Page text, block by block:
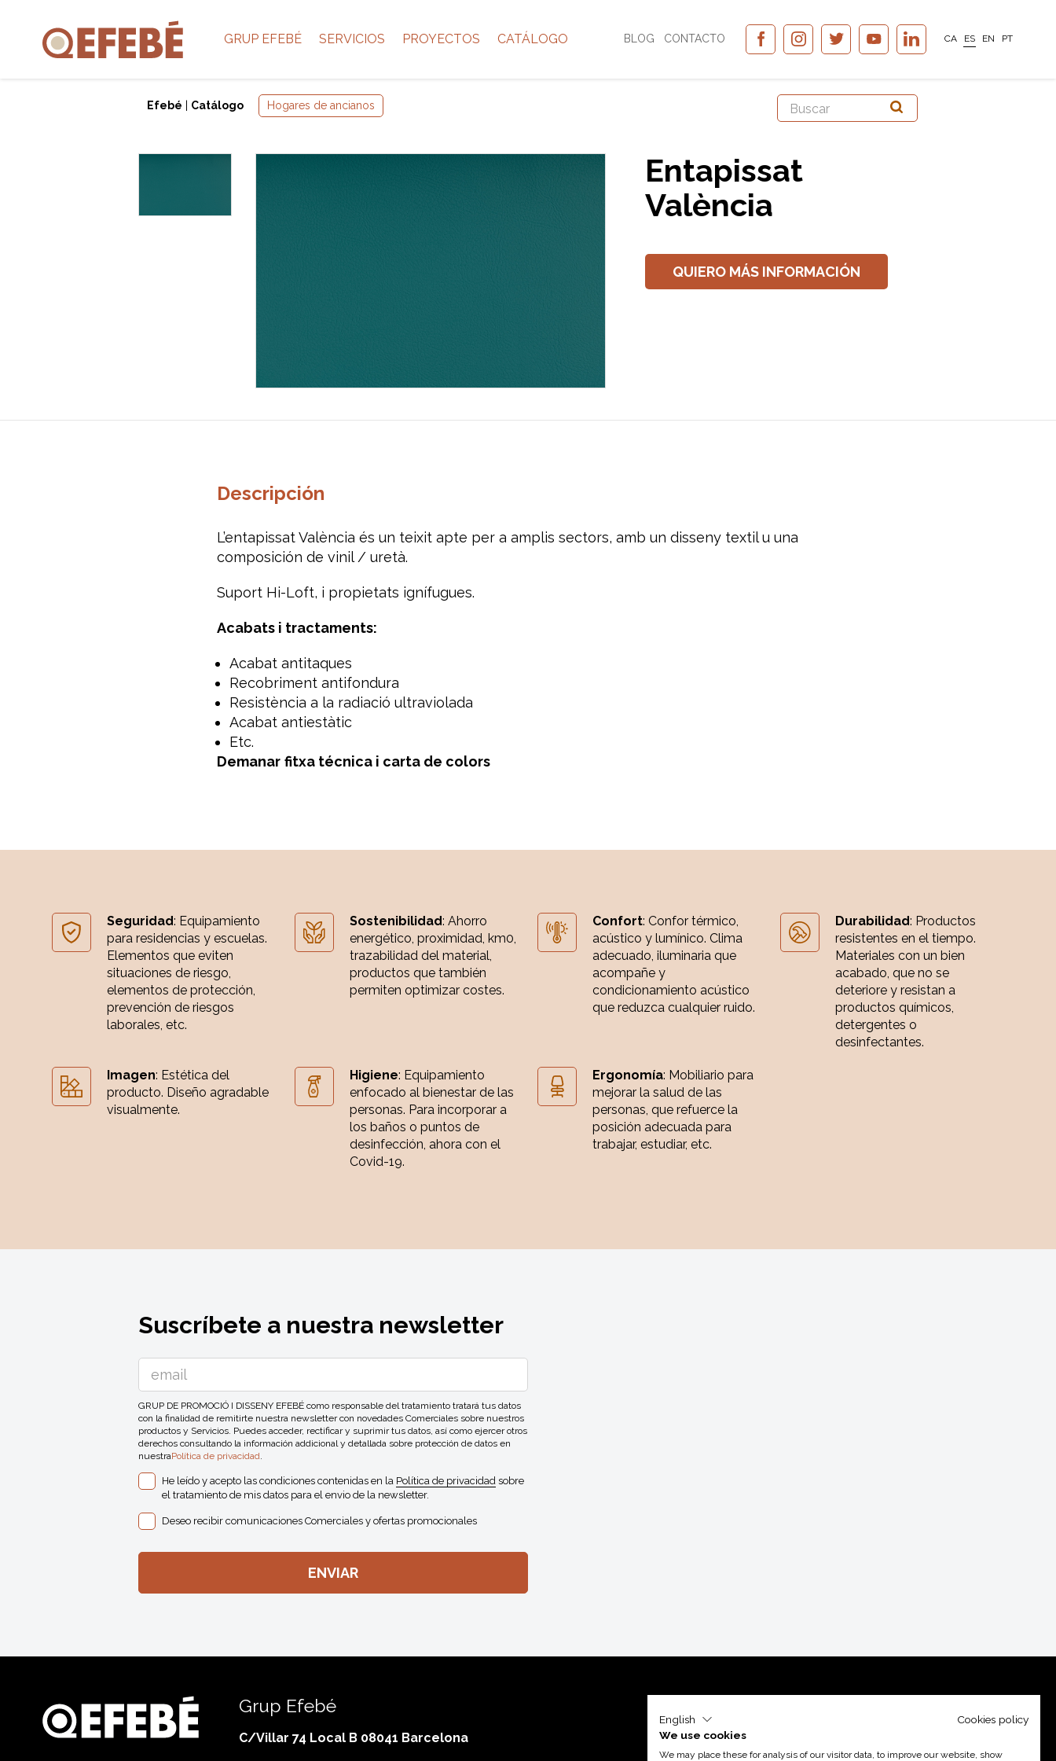
GRUP EFEBÉ SERVICIOS PROYECTOS CATÁLOGO BLOG CONTACTO CA ES EN PT
Efebé Catálogo Hogares de ancianos
Entapissat
València
QUIERO MÁS INFORMACIÓN
Descripción
L’entapissat València és un teixit apte per a amplis sectors, amb un disseny textil u una
composición de vinil / uretà.
Suport Hi-Loft, i propietats ignífugues.
Acabatsi tractaments:
Acabat antitaques
Recobriment antifondura
Resistència a la radiació ultraviolada
Acabat antiestàtic
Etc.
Demanar fitxatécnica i carta de colors
Seguridad: Equipamiento
para residencias y escuelas.
Elementos que eviten
situaciones de riesgo,
elementos de protección,
prevención de riesgos
laborales, etc.
Sostenibilidad: Ahorro
energético, proximidad, km0,
trazabilidad del material,
productos que también
permiten optimizar costes.
Confort: Confor térmico,
acústico y lumínico. Clima
adecuado, iluminaria que
acompañe y
condicionamiento acústico
que reduzca cualquier ruido.
Durabilidad: Productos
resistentes en el tiempo.
Materiales con un bien
acabado, que no se
deteriore y resistan a
productos químicos,
detergentes o
desinfectantes.
Imagen: Estética del
producto. Diseño agradable
visualmente.
Higiene: Equipamiento
enfocado al bienestar de las
personas. Para incorporar a
los baños o puntos de
desinfección, ahora con el
Covid-19.
Ergonomía: Mobiliario para
mejorar la salud de las
personas, que refuerce la
posición adecuada para
trabajar, estudiar, etc.
Suscríbete a nuestra newsletter
GRUP DE PROMOCIÓ I DISSENY EFEBÉ como responsable del tratamiento tratará tus datos
con la finalidad de remitirte nuestra newsletter con novedades Comerciales sobre nuestros
productos y Servicios. Puedes acceder, rectificar y suprimir tus datos, así como ejercer otros
derechos consultando la información addicional y detallada sobre protección de datos en
nuestraPolítica de privacidad
He leído y acepto las condiciones contenidas en la Política de privacidad sobre
el tratamiento de mis datos para el envio de la newsletter.
Deseo recibir comunicaciones Comerciales y ofertas promocionales
Grup Efebé
C/Villar 74 Local B 08041 Barcelona
English
Cookies policy
We use cookies
We may place these for analysis of our visitor data, to improve our website, show